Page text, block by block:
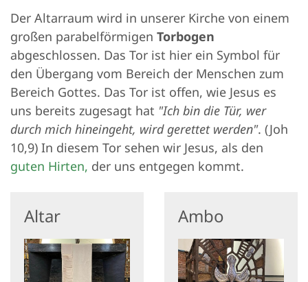
Der Altarraum wird in unserer Kirche von einem
großen parabelförmigen Torbogen
abgeschlossen. Das Tor ist hier ein Symbol für
den Übergang vom Bereich der Menschen zum
Bereich Gottes. Das Tor ist offen, wie Jesus es
uns bereits zugesagt hat "Ich bin die Tür, wer
durch mich hineingeht, wird gerettet werden". (Joh
10,9) In diesem Tor sehen wir Jesus, als den
guten Hirten, der uns entgegen kommt.
Altar Ambo